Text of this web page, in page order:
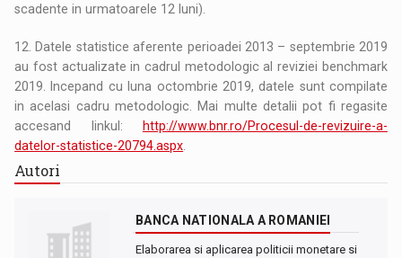
scadente in urmatoarele 12 luni).
12. Datele statistice aferente perioadei 2013 – septembrie 2019
au fost actualizate in cadrul metodologic al reviziei benchmark
2019. Incepand cu luna octombrie 2019, datele sunt compilate
in acelasi cadru metodologic. Mai multe detalii pot fi regasite
accesand linkul:
http://www.bnr.ro/Procesul-de-revizuire-a-
datelor-statistice-20794.aspx
Autori
BANCA NATIONALA A ROMANIEI
Elaborarea si aplicarea politicii monetare si